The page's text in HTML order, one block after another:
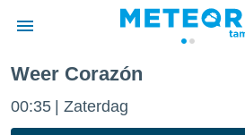
Weer Corazón
00:35 Zaterdag